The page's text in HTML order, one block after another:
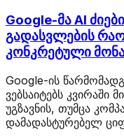
Google-მა AI
გადასვლების
კონკრეტული
Google-ის
ვებსაიტებს
უგზავნის, თუმცა
დამადასტურებელ